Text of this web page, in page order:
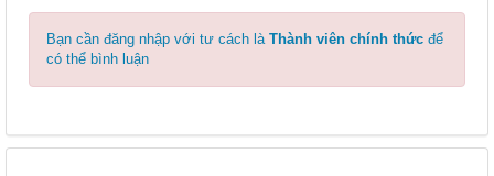
Bạn cần đăng nhập với tư cách là Thành viên chính thức để
có thể bình luận